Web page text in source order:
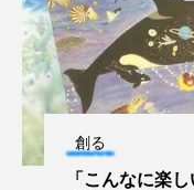
南極大陸 同定
哺乳類 商品
四万十川学遊館あき
四国水族館 図
創る
「こんなに楽